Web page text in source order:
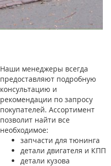
Наши менеджеры всегда
предоставляют подробную
консультацию и
рекомендации по запросу
покупателей. Ассортимент
позволит найти все
необходимое:
запчасти для тюнинга
детали двигателя и КПП
детали кузова